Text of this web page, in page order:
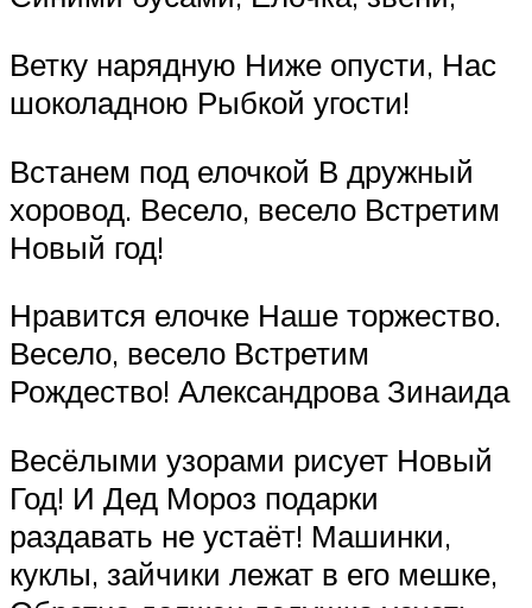
Ветку нарядную Ниже опусти, Нас
шоколадною Рыбкой угости!
Встанем под елочкой В дружный
хоровод. Весело, весело Встретим
Новый год!
Нравится елочке Наше торжество.
Весело, весело Встретим
Рождество! Александрова Зинаида
Весёлыми узорами рисует Новый
Год! И Дед Мороз подарки
раздавать не устаёт! Машинки,
куклы, зайчики лежат в его мешке,